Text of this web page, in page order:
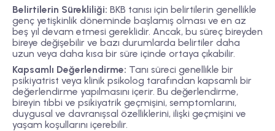
Belirtilerin Sürekliliği: BKB tanısı için belirtilerin genellikle
genç yetişkinlik döneminde başlamış olması ve en az
beş yıl devam etmesi gereklidir. Ancak, bu süreç bireyden
bireye değişebilir ve bazı durumlarda belirtiler daha
uzun veya daha kısa bir süre içinde ortaya çıkabilir.
Kapsamlı Değerlendirme: Tanı süreci genellikle bir
psikiyatrist veya klinik psikolog tarafından kapsamlı bir
değerlendirme yapılmasını içerir. Bu değerlendirme,
bireyin tıbbi ve psikiyatrik geçmişini, semptomlarını,
duygusal ve davranışsal özelliklerini, ilişki geçmişini ve
yaşam koşullarını içerebilir.